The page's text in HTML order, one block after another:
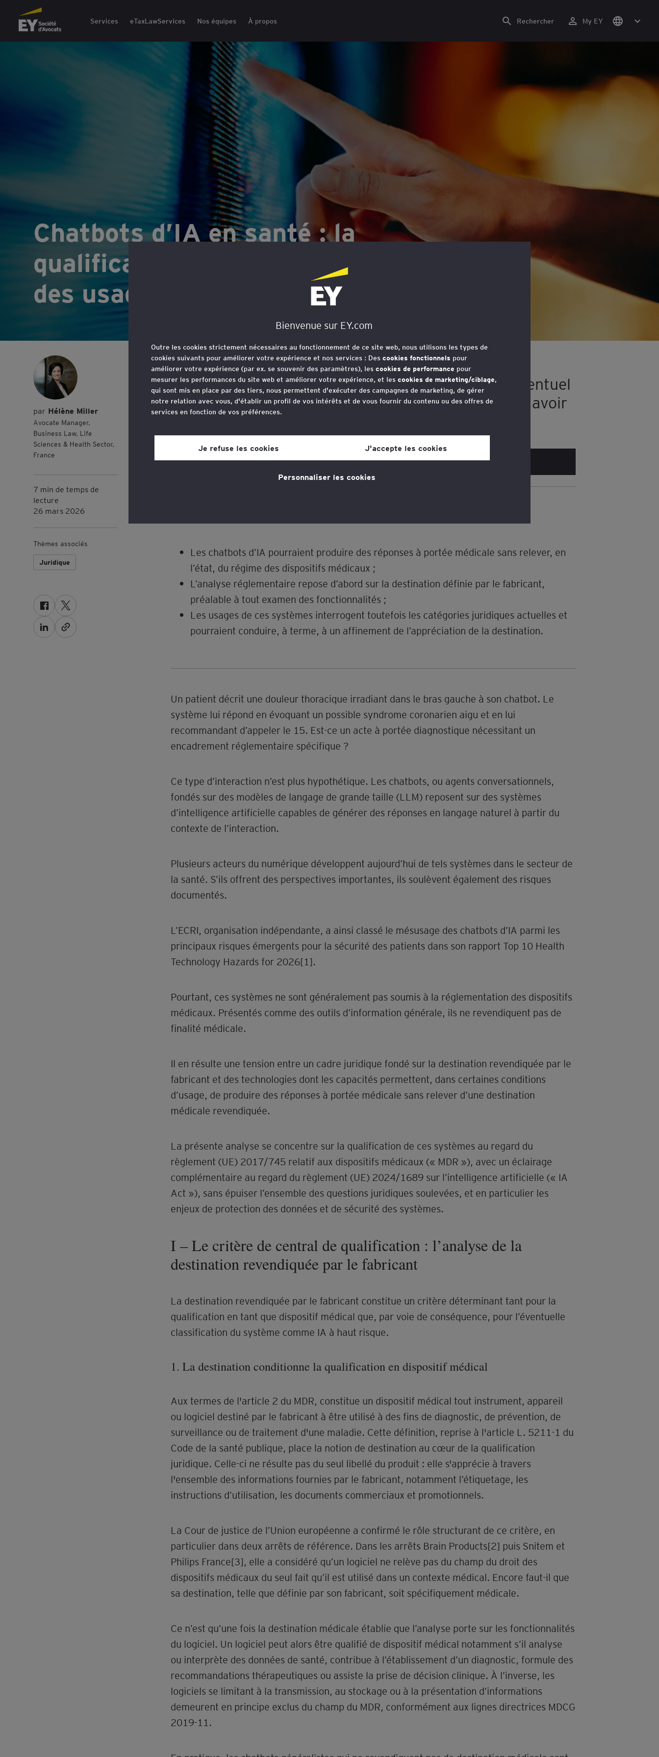
EY Société d'Avocats
Services eTaxLawServices Nos équipes À propos Rechercher My EY
Chatbots d’IA en santé : la
qualification juridique à l’épreuve
des usages
Hélène Miller
Avocate Manager,
Business Law, Life
Sciences & Health Sector,
France
7 min de temps de
lecture
26 mars 2026
Thèmes associés
Juridique
F
c
T
w
i
L
L’essor des chatbots d’IA en santé interroge leur
qualification comme dispositifs médicaux et leur éventuel
statut d’IA à haut risque face à des usages pouvant avoir
une portée médicale.
S’inscrire à la Lettre Juridique et Fiscale
Les chatbots d’IA pourraient produire des réponses à portée médicale sans relever, en
l’état, du régime des dispositifs médicaux ;
L’analyse réglementaire repose d’abord sur la destination définie par le fabricant,
préalable à tout examen des fonctionnalités ;
Les usages de ces systèmes interrogent toutefois les catégories juridiques actuelles et
pourraient conduire, à terme, à un affinement de l’appréciation de la destination.
Un patient décrit une douleur thoracique irradiant dans le bras gauche à son chatbot. Le
système lui répond en évoquant un possible syndrome coronarien aigu et en lui
recommandant d’appeler le 15. Est-ce un acte à portée diagnostique nécessitant un
encadrement réglementaire spécifique ?
Ce type d’interaction n’est plus hypothétique. Les chatbots, ou agents conversationnels,
fondés sur des modèles de langage de grande taille (LLM) reposent sur des systèmes
d’intelligence artificielle capables de générer des réponses en langage naturel à partir du
contexte de l’interaction.
Plusieurs acteurs du numérique développent aujourd’hui de tels systèmes dans le secteur de
la santé. S’ils offrent des perspectives importantes, ils soulèvent également des risques
documentés.
L’ECRI, organisation indépendante, a ainsi classé le mésusage des chatbots d’IA parmi les
principaux risques émergents pour la sécurité des patients dans son rapport Top 10 Health
Technology Hazards for 2026[1].
Pourtant, ces systèmes ne sont généralement pas soumis à la réglementation des dispositifs
médicaux. Présentés comme des outils d’information générale, ils ne revendiquent pas de
finalité médicale.
Il en résulte une tension entre un cadre juridique fondé sur la destination revendiquée par le
fabricant et des technologies dont les capacités permettent, dans certaines conditions
d’usage, de produire des réponses à portée médicale sans relever d’une destination
médicale revendiquée.
La présente analyse se concentre sur la qualification de ces systèmes au regard du
règlement (UE) 2017/745 relatif aux dispositifs médicaux (« MDR »), avec un éclairage
complémentaire au regard du règlement (UE) 2024/1689 sur l’intelligence artificielle (« IA
Act »), sans épuiser l’ensemble des questions juridiques soulevées, et en particulier les
enjeux de protection des données et de sécurité des systèmes.
I – Le critère de central de qualification : l’analyse de la
destination revendiquée par le fabricant
La destination revendiquée par le fabricant constitue un critère déterminant tant pour la
qualification en tant que dispositif médical que, par voie de conséquence, pour l’éventuelle
classification du système comme IA à haut risque.
1. La destination conditionne la qualification en dispositif médical
Aux termes de l'article 2 du MDR, constitue un dispositif médical tout instrument, appareil
ou logiciel destiné par le fabricant à être utilisé à des fins de diagnostic, de prévention, de
surveillance ou de traitement d'une maladie. Cette définition, reprise à l'article L. 5211-1 du
Code de la santé publique, place la notion de destination au cœur de la qualification
juridique. Celle-ci ne résulte pas du seul libellé du produit : elle s'apprécie à travers
l'ensemble des informations fournies par le fabricant, notamment l’étiquetage, les
instructions d’utilisation, les documents commerciaux et promotionnels.
La Cour de justice de l’Union européenne a confirmé le rôle structurant de ce critère, en
particulier dans deux arrêts de référence. Dans les arrêts Brain Products[2] puis Snitem et
Philips France[3], elle a considéré qu’un logiciel ne relève pas du champ du droit des
dispositifs médicaux du seul fait qu’il est utilisé dans un contexte médical. Encore faut-il que
sa destination, telle que définie par son fabricant, soit spécifiquement médicale.
Ce n’est qu’une fois la destination médicale établie que l’analyse porte sur les fonctionnalités
du logiciel. Un logiciel peut alors être qualifié de dispositif médical notamment s’il analyse
ou interprète des données de santé, contribue à l’établissement d’un diagnostic, formule des
recommandations thérapeutiques ou assiste la prise de décision clinique. À l’inverse, les
logiciels se limitant à la transmission, au stockage ou à la présentation d’informations
demeurent en principe exclus du champ du MDR, conformément aux lignes directrices MDCG
2019-11.
Bienvenue sur EY.com
Outre les cookies strictement nécessaires au fonctionnement de ce site web, nous utilisons les types de
cookies suivants pour améliorer votre expérience et nos services : Des cookies fonctionnels pour
améliorer votre expérience (par ex. se souvenir des paramètres), les cookies de performance pour
mesurer les performances du site web et améliorer votre expérience, et les cookies de marketing/ciblage,
qui sont mis en place par des tiers, nous permettent d'exécuter des campagnes de marketing, de gérer
notre relation avec vous, d'établir un profil de vos intérêts et de vous fournir du contenu ou des offres de
services en fonction de vos préférences.
site web, grâce à un lien dans la politique en matière de cookies, que vous trouverez au bas de chaque
politique en matière de cookiespour plus d'informations."
Je refuse les cookies J'accepte les cookies
Personnaliser les cookies